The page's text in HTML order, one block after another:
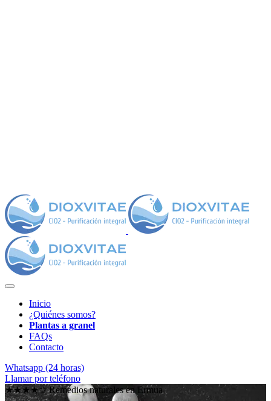
Inicio
¿Quiénes somos?
Plantas a granel
FAQs
Contacto
Whatsapp (24 horas)
Llamar por teléfono
★★★★✩ Remedios naturales en Ermua